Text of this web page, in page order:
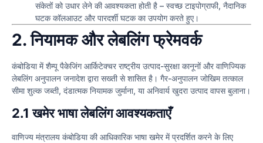
संकेतों को उधार लेने की आवश्यकता होती है – स्वच्छ टाइपोग्राफी, नैदानिक
घटक कॉलआउट और पारदर्शी घटक का उपयोग करते हुए।
2. नियामक और लेबलिंग फ्रेमवर्क
कंबोडिया में शैम्पू पैकेजिंग आर्किटेक्चर राष्ट्रीय उत्पाद-सुरक्षा कानूनों और वाणिज्यिक
लेबलिंग अनुपालन जनादेश द्वारा सख्ती से शासित है। गैर-अनुपालन जोखिम तत्काल
सीमा शुल्क जब्ती, दंडात्मक नियामक जुर्माना, या अनिवार्य खुदरा उत्पाद वापस बुलाना।
2.1 खमेर भाषा लेबलिंग आवश्यकताएँ
वाणिज्य मंत्रालय कंबोडिया की आधिकारिक भाषा खमेर में प्रदर्शित करने के लिए